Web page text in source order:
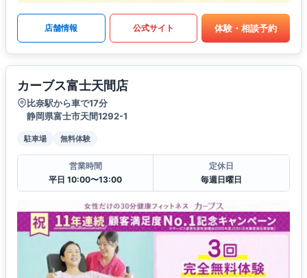
店舗情報 公式サイト 体験・相談予約
カーブス富士天間店
比奈駅から車で17分
静岡県富士市天間1292-1
駐車場 無料体験
営業時間
平日 10:00〜13:00
定休日
毎週日曜日